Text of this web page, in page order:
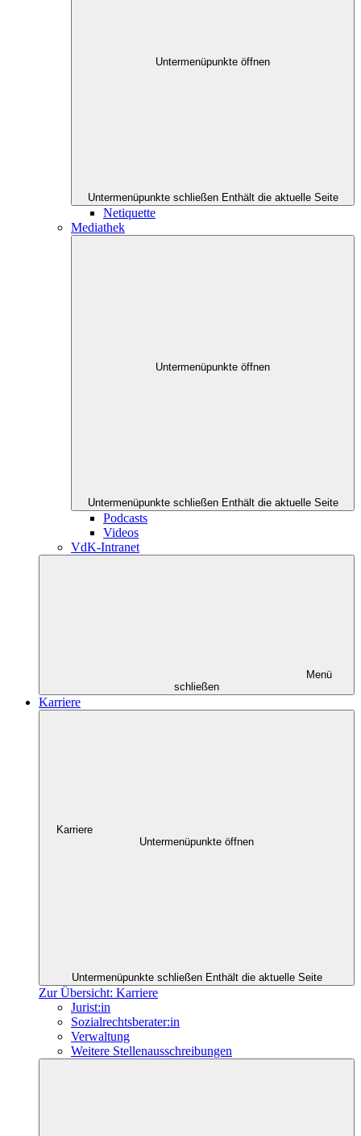
Untermenüpunkte öffnen
Untermenüpunkte schließen Enthält die aktuelle Seite
Netiquette
Mediathek
Untermenüpunkte öffnen
Untermenüpunkte schließen Enthält die aktuelle Seite
Podcasts
Videos
VdK-Intranet
Menü
schließen
Karriere
Karriere
Untermenüpunkte öffnen
Untermenüpunkte schließen Enthält die aktuelle Seite
Zur Übersicht: Karriere
Jurist:in
Sozialrechtsberater:in
Verwaltung
Weitere Stellenausschreibungen